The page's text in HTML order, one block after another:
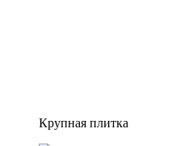
Крупная плитка